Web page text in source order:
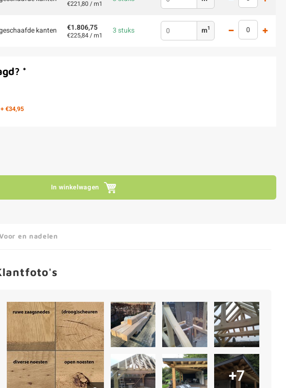
€221,80 / m1
kanten €1.806,75
€225,84 / m1 3 stuks m1
*
+ €34,95
In winkelwagen
en nadelen
+7